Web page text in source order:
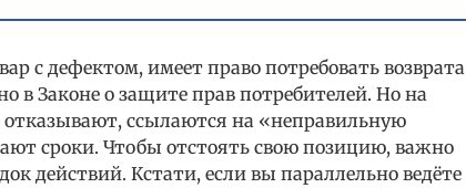
с дефектом, имеет право потребовать возврата
в Законе о защите прав потребителей. Но на
ссылаются на «неправильную
сроки. Чтобы отстоять свою позицию, важно
действий. Кстати, если вы параллельно ведёте